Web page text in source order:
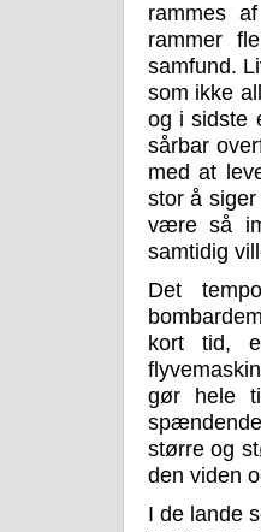
rammes
rammer
samfund.
som ikke
og i sidste
sårbar
med at
stor å
være så
samtidig
Det
kort tid,
gør hele
større og
den viden
I de lande